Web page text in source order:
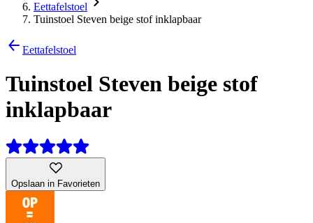
Eettafelstoel
Tuinstoel Steven beige stof inklapbaar
Eettafelstoel
Tuinstoel Steven beige stof
inklapbaar
Opslaan in Favorieten